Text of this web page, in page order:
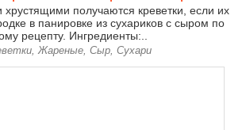
получаются креветки, если их
в панировке из сухариков с сыром по
рецепту. Ингредиенты:..
Жареные, Сыр, Сухари